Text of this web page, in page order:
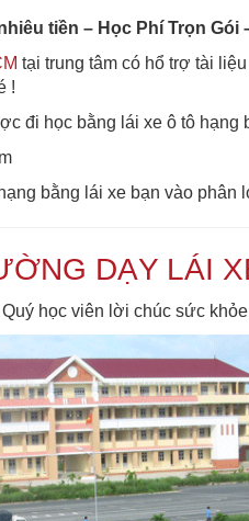
tiền – Học Phí Trọn Gói
tại trung tâm có hổ trợ tài
!
đi học bằng lái xe ô tô hạng
bằng lái xe bạn vào phân
DẠY LÁI
học viên lời chúc sức